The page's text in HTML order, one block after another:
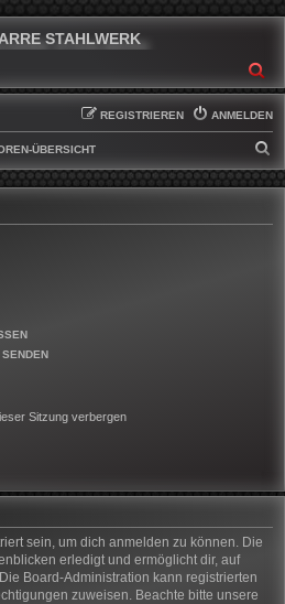
STAHLWERK
ANMELDEN
REGISTRIEREN
ÜBERSICHT
U
H
Sitzung verbergen
sein, um dich anmelden zu können. Die
erledigt und ermöglicht dir, auf
Board-Administration kann registrierten
zuweisen. Beachte bitte unsere